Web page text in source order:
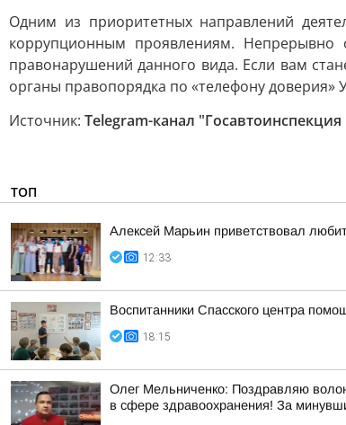
Одним из приоритетных направлений
коррупционным проявлениям. Непрерывно
правонарушений данного вида. Если вам
органы правопорядка по «телефону
Источник: Telegram-канал
ТОП
Алексей Марьин приветствовал
12:33
Воспитанники Спасского центра
18:15
Олег Мельниченко: Поздравляю
в сфере здравоохранения! За